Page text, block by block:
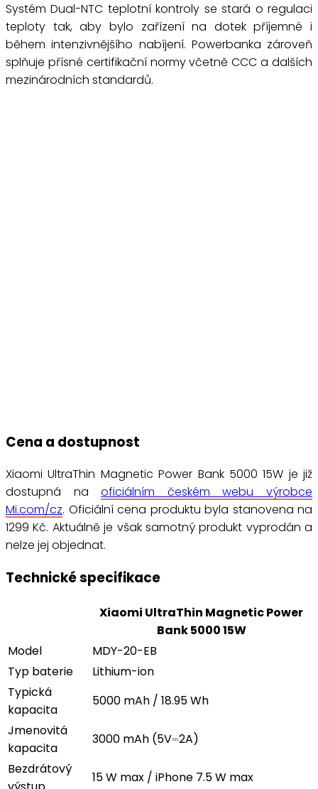
Systém Dual-NTC teplotní kontroly se stará o regulaci
teploty tak, aby bylo zařízení na dotek příjemné i
během intenzivnějšího nabíjení. Powerbanka zároveň
splňuje přísné certifikační normy včetně CCC a dalších
mezinárodních standardů.
Cena a dostupnost
Xiaomi UltraThin Magnetic Power Bank 5000 15W je již
dostupná naoficiálním českém webu výrobce
Mi.com/cz. Oficiální cena produktu byla stanovena na
1299 Kč. Aktuálně je však samotný produkt vyprodán a
nelze jej objednat.
Technické specifikace
Xiaomi UltraThin Magnetic Power
Bank 5000 15W
Model
MDY-20-EB
Typ baterie
Lithium-ion
Typická
kapacita
5000 mAh / 18.95 Wh
Jmenovitá
kapacita
3000 mAh (5V⎓2A)
Bezdrátový
15 W max / iPhone 7.5 W max